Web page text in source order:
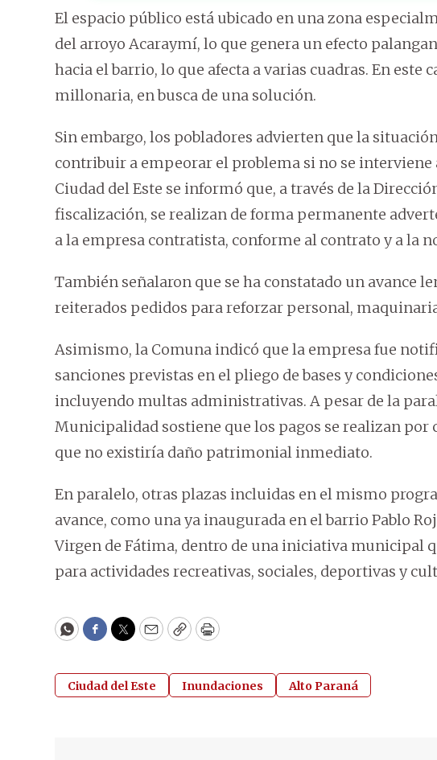
El espacio público está ubicado en una zona
del arroyo Acaraymí, lo que genera un efecto
hacia el barrio, lo que afecta a varias cuadras. En este
millonaria, en busca de una solución.
Sin embargo, los pobladores advierten que la
contribuir a empeorar el problema si no se
Ciudad del Este se informó que, a través de la
fiscalización, se realizan de forma permanente
a la empresa contratista, conforme al contrato y a la
También señalaron que se ha constatado un avance
reiterados pedidos para reforzar personal,
Asimismo, la Comuna indicó que la empresa fue
sanciones previstas en el pliego de bases y
incluyendo multas administrativas. A pesar de la
Municipalidad sostiene que los pagos se realizan por
que no existiría daño patrimonial inmediato.
En paralelo, otras plazas incluidas en el mismo
avance, como una ya inaugurada en el barrio Pablo
Virgen de Fátima, dentro de una iniciativa municipal
para actividades recreativas, sociales, deportivas y
WhatsApp
Facebook
Twitter
EmailCopyPrint
Ciudad del Este Inundaciones Alto Paraná